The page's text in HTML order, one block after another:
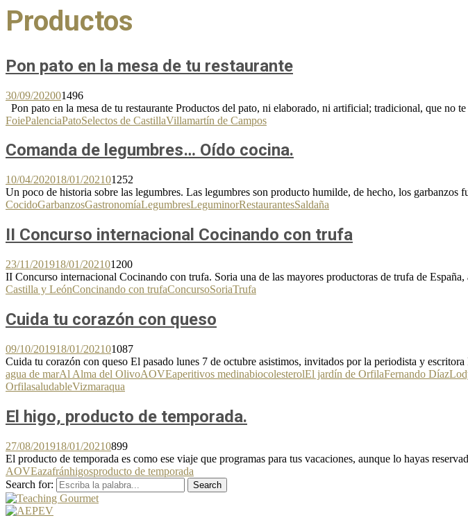
Productos
Pon pato en la mesa de tu restaurante
30/09/202001496
Pon pato en la mesa de tu restaurante Productos del pato, ni elaborado, ni artificial; tradicional, que no
FoiePalenciaPatoSelectos de CastillaVillamartín de Campos
Comanda de legumbres… Oído cocina.
10/04/202018/01/202101252
Un poco de historia sobre las legumbres. Las legumbres son producto humilde, de hecho, los garbanzos
CocidoGarbanzosGastronomíaLegumbresLeguminorRestaurantesSaldaña
II Concurso internacional Cocinando con trufa
23/11/201918/01/202101200
II Concurso internacional Cocinando con trufa. Soria una de las mayores productoras de trufa de
Castilla y LeónConcinando con trufaConcursoSoriaTrufa
Cuida tu corazón con queso
09/10/201918/01/202101087
Cuida tu corazón con queso El pasado lunes 7 de octubre asistimos, invitados por la periodista y
agua de marAl Alma del OlivoAOVEaperitivos medinabiocolesterolEl jardín de OrfilaFernando Díaz
OrfilasaludableVizmaraqua
El higo, producto de temporada.
27/08/201918/01/20210899
El producto de temporada es como ese viaje que programas para tus vacaciones, aunque lo hayas
AOVEazafránhigosproducto de temporada
Search for:
Search